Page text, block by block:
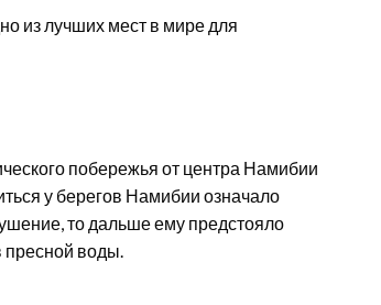
из лучших мест в мире для
побережья от центра Намибии
у берегов Намибии означало
то дальше ему предстояло
воды.